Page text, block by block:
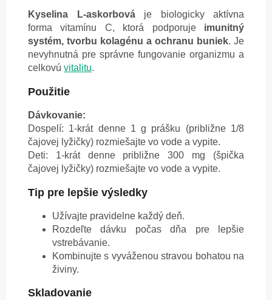
Kyselina L-askorbováje biologicky aktívna
forma vitamínu C, ktorá podporuje imunitný
systém, tvorbu kolagénu a ochranu buniek. Je
nevyhnutná pre správne fungovanie organizmu a
celkovú vitalitu.
Použitie
Dávkovanie:
Dospelí: 1-krát denne 1 g prášku (približne 1/8
čajovej lyžičky) rozmiešajte vo vode a vypite.
Deti: 1-krát denne približne 300 mg (špička
čajovej lyžičky) rozmiešajte vo vode a vypite.
Tip pre lepšie výsledky
Užívajte pravidelne každý deň.
Rozdeľte dávku počas dňa pre lepšie
vstrebávanie.
Kombinujte s vyváženou stravou bohatou na
živiny.
Skladovanie